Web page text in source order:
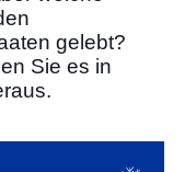
gelebt?
Sie es in